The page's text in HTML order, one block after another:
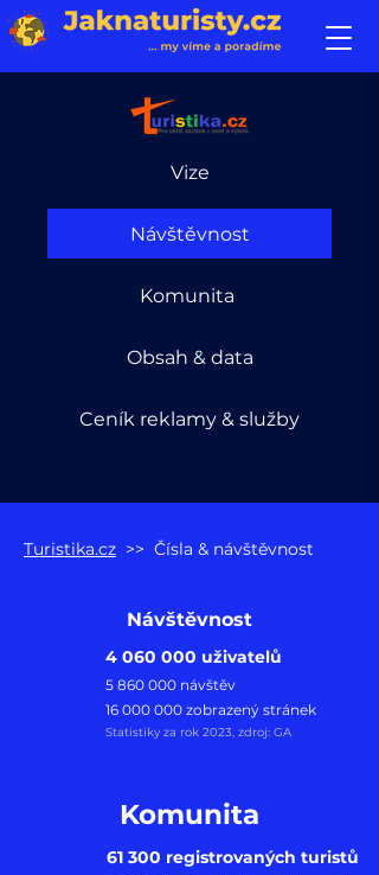
Vize
Návštěvnost
Komunita
Obsah & data
Ceník reklamy & služby
Turistika.cz >> Čísla & návštěvnost
Návštěvnost
4 060 000 uživatelů
5 860 000 návštěv
16 000 000 zobrazený stránek
Statistiky za rok 2023, zdroj: GA
Komunita
61 300 registrovaných turistů